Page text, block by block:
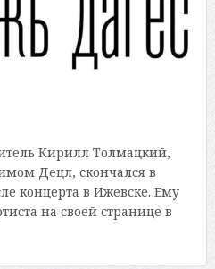
Кирилл Толмацкий,
Децл, скончался в
концерта в Ижевске. Ему
на своей странице в